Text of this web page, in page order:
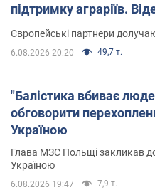
підтримку аграріїв.
Європейські партнери
6.08.2026 20:20 49,7 т.
"Балістика вбиває
обговорити
Україною
Глава МЗС Польщі закликав
Україною
6.08.2026 19:47 7,9 т.